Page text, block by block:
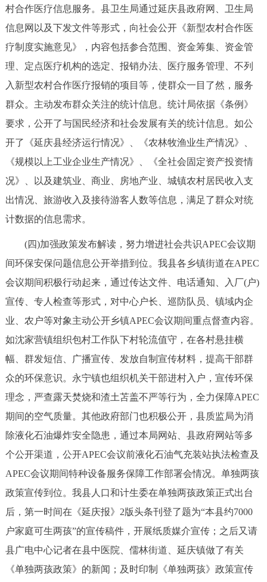
村合作医疗信息服务。县卫生局通过延庆县政府网、卫生局
信息网以及下发文件等形式，向社会公开《新型农村合作医
疗制度实施意见》，内容包括参合范围、资金筹集、资金管
理、定点医疗机构的选定、报销办法、医疗服务管理、不列
入新型农村合作医疗报销的项目等，使群众一目了然，服务
群众。主动发布群众关注的统计信息。统计局依据《条例》
要求，公开了与国民经济和社会发展有关的统计信息。如公
开了《延庆县经济运行情况》、《农林牧渔业生产情况》、
《规模以上工业企业生产情况》、《全社会固定资产投资情
况》、以及建筑业、商业、房地产业、城镇农村居民收入支
出情况、旅游收入及接待游客人数等信息，满足了群众对统
计数据的信息需求。
(四)加强政策发布解读，努力增进社会共识APEC会议期
间环保安保问题信息公开举措到位。我县各乡镇街道在APEC
会议期间积极行动起来，通过传达文件、电话通知、入厂(户)
宣传、专人检查等形式，对中心户长、巡防队员、镇域内企
业、农户等对象主动公开乡镇APEC会议期间重点督查内容。
如沈家营镇组织包村工作队下村轮流值守，在各村悬挂横
幅、群发短信、广播宣传、发放自制宣传材料，提高干部群
众的环保意识。永宁镇也组织机关干部进村入户，宣传环保
理念，严查露天焚烧和渣土苫盖不严等行为，全力保障APEC
期间的空气质量。其他政府部门也积极公开，县质监局为消
除液化石油爆炸安全隐患，通过本局网站、县政府网站等多
个公开渠道，公开APEC会议前液化石油气充装站执法检查及
APEC会议期间特种设备服务保障工作部署会情况。单独两孩
政策宣传到位。我县人口和计生委在单独两孩政策正式出台
后，第一时间在《延庆报》2版头条刊登了题为“本县约7000
户家庭可生两孩”的宣传稿件，开展纸质媒介宣传；之后又请
县广电中心记者在县中医院、儒林街道、延庆镇做了有关
《单独两孩政策》的新闻；及时印制《单独两孩》政策宣传